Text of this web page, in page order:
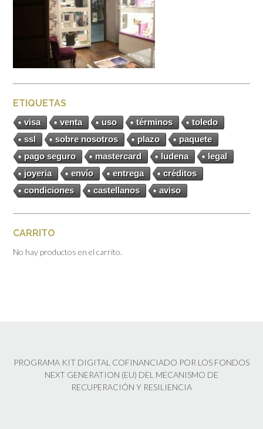
ETIQUETAS
visa venta uso términos
toledo
ssl
sobre nosotros plazo
paquete
pago seguro
mastercard ludena
legal
joyeria
envío entrega
créditos
condiciones
castellanos aviso
CARRITO
No hay productos en el carrito.
PROGRAMA KIT DIGITAL COFINANCIADO POR LOS FONDOS
NEXT GENERATION (EU) DEL MECANISMO DE
RECUPERACIÓN Y RESILIENCIA